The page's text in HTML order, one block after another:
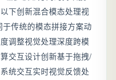
下创新混合模态处理视
传统的模态拼接方案动
调整视觉处理深度跨模
交互设计创新基于拖拽/
统交互实时视觉反馈处